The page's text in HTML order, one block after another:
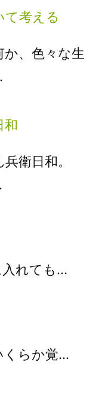
て考える
か、色々な生
和
衛日和。
入れても…
くらか覚…